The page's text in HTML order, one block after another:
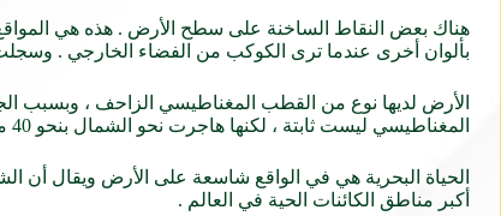
هناك بعض النقاط الساخنة على سطح الأرض . هذه هي
بألوان أخرى عندما ترى الكوكب من الفضاء الخارجي . وسجلت منطقة
الأرض لديها نوع من القطب المغناطيسي الزاحف ، وبسبب
المغناطيسي ليست ثابتة ، لكنها هاجرت نحو الشمال بنحو 40 ميلا . وهكذا ، فإن الأرض هي مغناطيس ضخم وجود الشمال والقطب الجنوبية .
الحياة البحرية هي في الواقع شاسعة على الأرض ويقال أن
أكبر مناطق الكائنات الحية في العالم .